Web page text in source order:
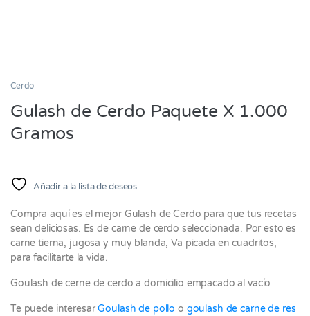
Cerdo
Gulash de Cerdo Paquete X 1.000
Gramos
Añadir a la lista de deseos
Compra aquí es el mejor Gulash de Cerdo para que tus recetas
sean deliciosas. Es de carne de cerdo seleccionada. Por esto es
carne tierna, jugosa y muy blanda, Va picada en cuadritos,
para facilitarte la vida.
Goulash de cerne de cerdo a domicilio empacado al vacío
Te puede interesarGoulash de pollo o goulash de carne de res